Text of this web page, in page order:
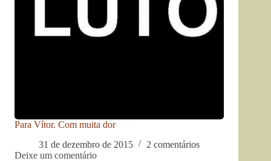
Para Vítor. Com muita dor
31 de dezembro de 2015
2 comentários
Deixe um comentário